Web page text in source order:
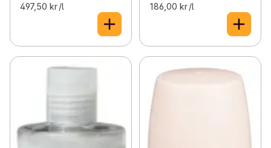
497,50 kr /l 186,00 kr /l